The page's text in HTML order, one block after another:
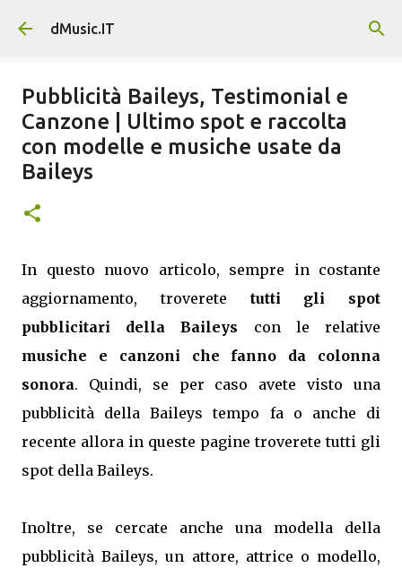
Passa ai contenuti principali
dMusic.IT
Pubblicità Baileys, Testimonial e
Canzone | Ultimo spot e raccolta
con modelle e musiche usate da
Baileys
In questo nuovo articolo, sempre in costante
aggiornamento, troverete tutti gli spot
pubblicitari della Baileys con le relative
musiche e canzoni che fanno da colonna
sonora. Quindi, se per caso avete visto una
pubblicità della Baileys tempo fa o anche di
recente allora in queste pagine troverete tutti gli
spot della Baileys.
Inoltre, se cercate anche una modella della
pubblicità Baileys, un attore, attrice o modello,